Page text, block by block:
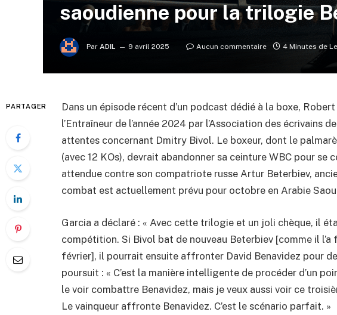
saoudienne pour la trilogie
Par ADIL 9 avril 2025 Aucun commentaire 4 Minutes de
PARTAGER
Dans un épisode récent d’un podcast dédié à la boxe,
l’Entraîneur de l’année 2024 par l’Association des écrivains
attentes concernant Dmitry Bivol. Le boxeur, dont le
(avec 12 KOs), devrait abandonner sa ceinture WBC pour
attendue contre son compatriote russe Artur Beterbiev,
combat est actuellement prévu pour octobre en Arabie
Garcia a déclaré : « Avec cette trilogie et un joli chèque, il
compétition. Si Bivol bat de nouveau Beterbiev [comme il
février], il pourrait ensuite affronter David Benavidez pour
poursuit : « C’est la manière intelligente de procéder d’un
le voir combattre Benavidez, mais je veux aussi voir ce
Le vainqueur affronte Benavidez. C’est le scénario parfait. »